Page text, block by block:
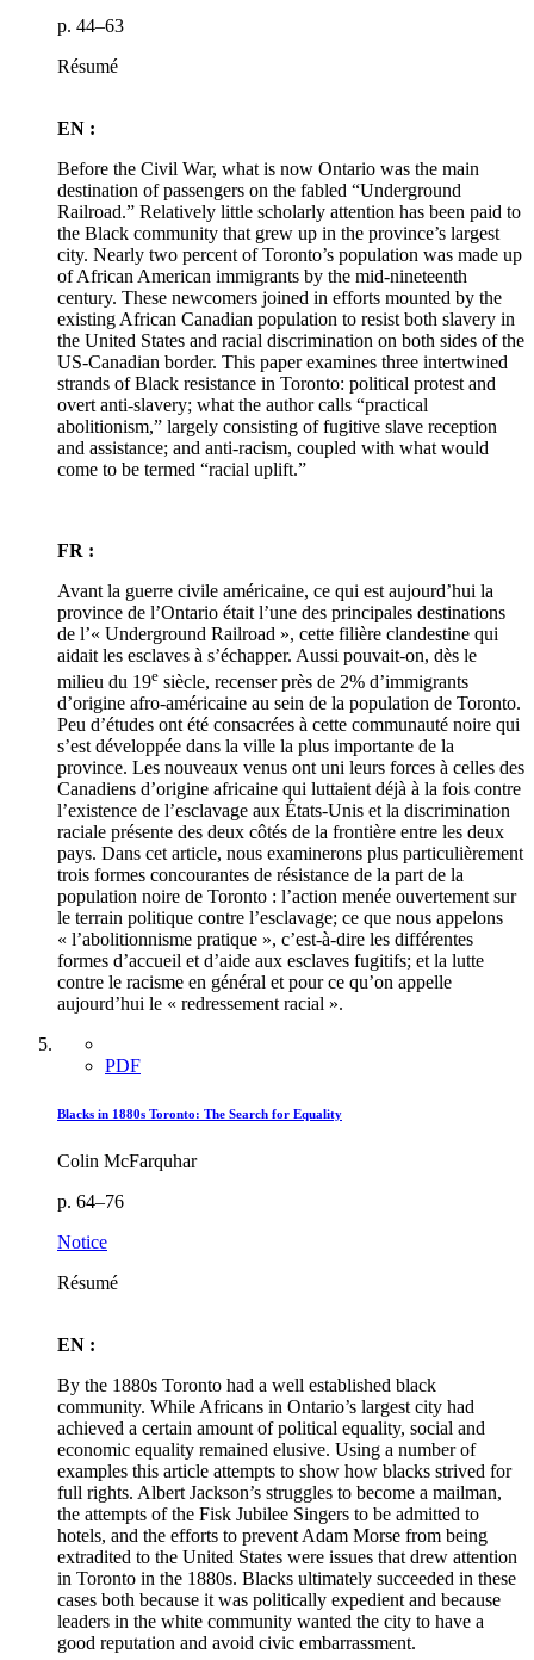
p. 44–63
Résumé
EN :
Before the Civil War, what is now Ontario was the main
destination of passengers on the fabled “Underground
Railroad.” Relatively little scholarly attention has been paid to
the Black community that grew up in the province’s largest
city. Nearly two percent of Toronto’s population was made up
of African American immigrants by the mid-nineteenth
century. These newcomers joined in efforts mounted by the
existing African Canadian population to resist both slavery in
the United States and racial discrimination on both sides of the
US-Canadian border. This paper examines three intertwined
strands of Black resistance in Toronto: political protest and
overt anti-slavery; what the author calls “practical
abolitionism,” largely consisting of fugitive slave reception
and assistance; and anti-racism, coupled with what would
come to be termed “racial uplift.”
FR :
Avant la guerre civile américaine, ce qui est aujourd’hui la
province de l’Ontario était l’une des principales destinations
de l’« Underground Railroad », cette filière clandestine qui
aidait les esclaves à s’échapper. Aussi pouvait-on, dès le
milieu du 19e siècle, recenser près de 2% d’immigrants
d’origine afro-américaine au sein de la population de Toronto.
Peu d’études ont été consacrées à cette communauté noire qui
s’est développée dans la ville la plus importante de la
province. Les nouveaux venus ont uni leurs forces à celles des
Canadiens d’origine africaine qui luttaient déjà à la fois contre
l’existence de l’esclavage aux États-Unis et la discrimination
raciale présente des deux côtés de la frontière entre les deux
pays. Dans cet article, nous examinerons plus particulièrement
trois formes concourantes de résistance de la part de la
population noire de Toronto : l’action menée ouvertement sur
le terrain politique contre l’esclavage; ce que nous appelons
« l’abolitionnisme pratique », c’est-à-dire les différentes
formes d’accueil et d’aide aux esclaves fugitifs; et la lutte
contre le racisme en général et pour ce qu’on appelle
aujourd’hui le « redressement racial ».
PDF
Blacks in 1880s Toronto: The Search for Equality
Colin McFarquhar
p. 64–76
Notice
Résumé
EN :
By the 1880s Toronto had a well established black
community. While Africans in Ontario’s largest city had
achieved a certain amount of political equality, social and
economic equality remained elusive. Using a number of
examples this article attempts to show how blacks strived for
full rights. Albert Jackson’s struggles to become a mailman,
the attempts of the Fisk Jubilee Singers to be admitted to
hotels, and the efforts to prevent Adam Morse from being
extradited to the United States were issues that drew attention
in Toronto in the 1880s. Blacks ultimately succeeded in these
cases both because it was politically expedient and because
leaders in the white community wanted the city to have a
good reputation and avoid civic embarrassment.